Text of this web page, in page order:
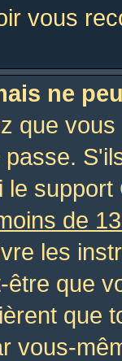
vous
ne
que
le
de
les
que
que
vous-